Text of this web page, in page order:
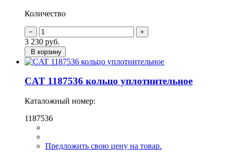
Количество
3 230 руб.
В корзину
CAT 1187536 кольцо уплотнительное
Каталожный номер:
1187536
Предложить свою цену на товар.